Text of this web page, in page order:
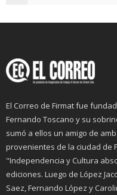
El Correo de Firmat fue
Fernando Toscano y su
sumó a ellos un amigo de
provenientes de la ciudad de
"Independencia y Cultura
ediciones. Luego de López
Saez, Fernando López y